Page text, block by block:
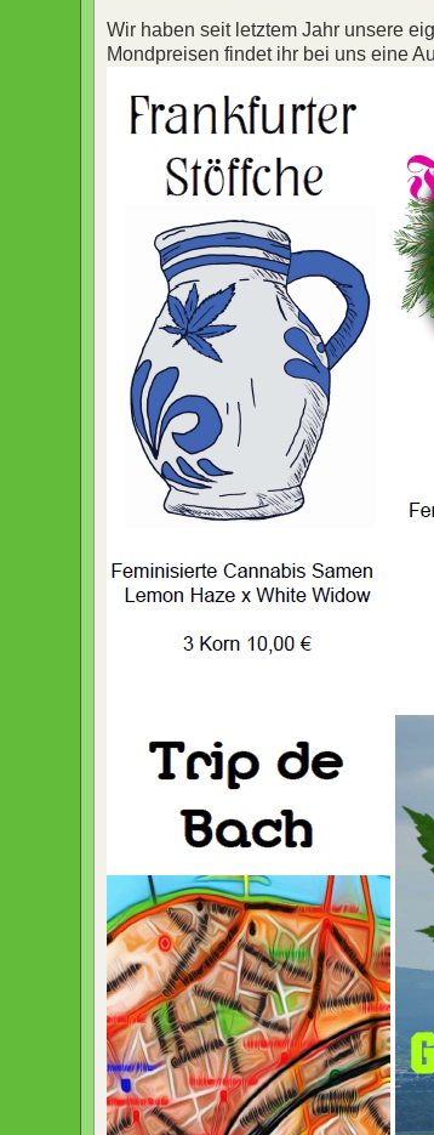
Wir haben seit letztem Jahr unsere
Mondpreisen findet ihr bei uns eine